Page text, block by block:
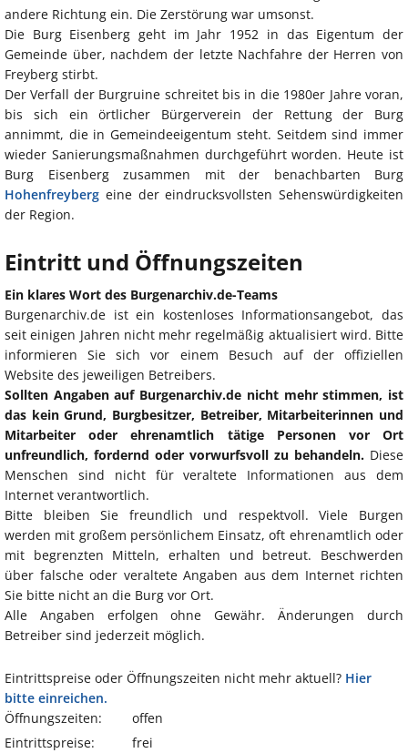
andere Richtung ein. Die Zerstörung war umsonst.
Die Burg Eisenberg geht im Jahr 1952 in das Eigentum der
Gemeinde über, nachdem der letzte Nachfahre der Herren von
Freyberg stirbt.
Der Verfall der Burgruine schreitet bis in die 1980er Jahre voran,
bis sich ein örtlicher Bürgerverein der Rettung der Burg
annimmt, die in Gemeindeeigentum steht. Seitdem sind immer
wieder Sanierungsmaßnahmen durchgeführt worden. Heute ist
Burg Eisenberg zusammen mit der benachbarten Burg
Hohenfreyberg eine der eindrucksvollsten Sehenswürdigkeiten
der Region.
Eintritt und Öffnungszeiten
Ein klares Wort des Burgenarchiv.de-Teams
Burgenarchiv.de ist ein kostenloses Informationsangebot, das
seit einigen Jahren nicht mehr regelmäßig aktualisiert wird. Bitte
informieren Sie sich vor einem Besuch auf der offiziellen
Website des jeweiligen Betreibers.
Sollten Angaben auf Burgenarchiv.de nicht mehr stimmen, ist
das kein Grund, Burgbesitzer, Betreiber, Mitarbeiterinnen und
Mitarbeiter oder ehrenamtlich tätige Personen vor Ort
unfreundlich, fordernd oder vorwurfsvoll zu behandeln. Diese
Menschen sind nicht für veraltete Informationen aus dem
Internet verantwortlich.
Bitte bleiben Sie freundlich und respektvoll. Viele Burgen
werden mit großem persönlichem Einsatz, oft ehrenamtlich oder
mit begrenzten Mitteln, erhalten und betreut. Beschwerden
über falsche oder veraltete Angaben aus dem Internet richten
Sie bitte nicht an die Burg vor Ort.
Alle Angaben erfolgen ohne Gewähr. Änderungen durch
Betreiber sind jederzeit möglich.
Eintrittspreise oder Öffnungszeiten nicht mehr aktuell? Hier
bitte einreichen.
Öffnungszeiten:
offen
Eintrittspreise:
frei